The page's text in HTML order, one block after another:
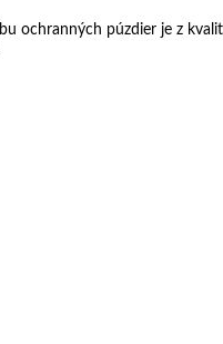
ochranných púzdier je z